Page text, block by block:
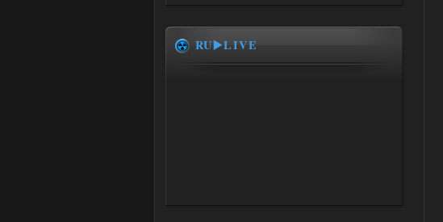
RU▶️LIVE